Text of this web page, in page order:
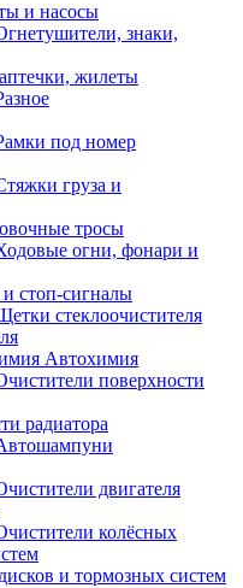
и насосы
жилеты
тросы
стоп-сигналы
Автохимия
радиатора
и тормозных систем